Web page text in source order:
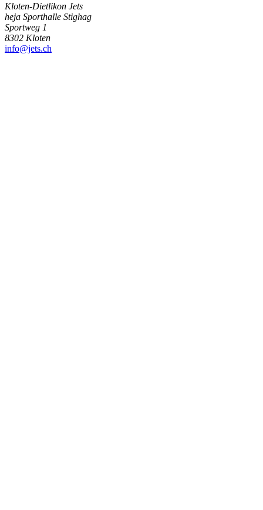
Kloten-Dietlikon Jets
heja Sporthalle Stighag
Sportweg 1
8302 Kloten
info@jets.ch